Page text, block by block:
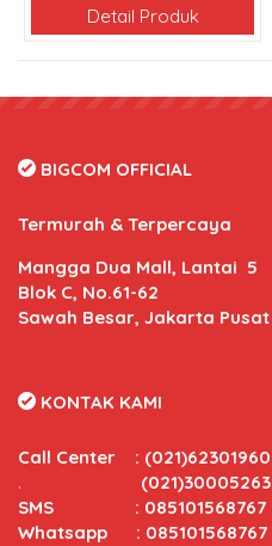
Detail Produk
BIGCOM OFFICIAL
Termurah & Terpercaya
Mangga Dua Mall, Lantai 5
Blok C, No.61-62
Sawah Besar, Jakarta Pusat
KONTAK KAMI
Call Center : (021)62301960
. (021)30005263
SMS : 085101568767
Whatsapp : 085101568767